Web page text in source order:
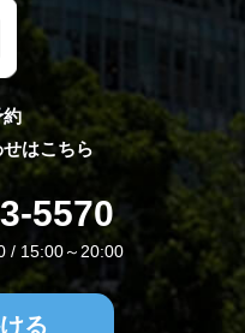
はこちら
5570
/ 15:00～20:00
る